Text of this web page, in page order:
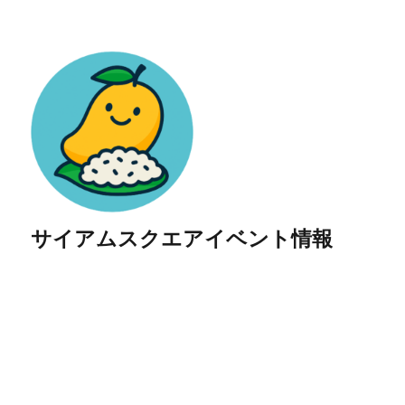
サイアムスクエアイベント情報